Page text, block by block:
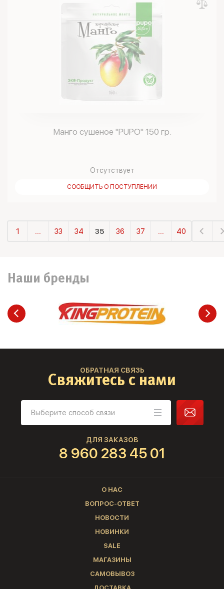
Манго сушеное "PUPO" 150 гр.
Отсутствует
СООБЩИТЬ О ПОСТУПЛЕНИИ
1 ... 33 34 35 36 37 ... 40
Наши бренды
ОБРАТНАЯ СВЯЗЬ
Свяжитесь с нами
ДЛЯ ЗАКАЗОВ
8 960 283 45 01
О НАС
ВОПРОС-ОТВЕТ
НОВОСТИ
НОВИНКИ
SALE
МАГАЗИНЫ
САМОВЫВОЗ